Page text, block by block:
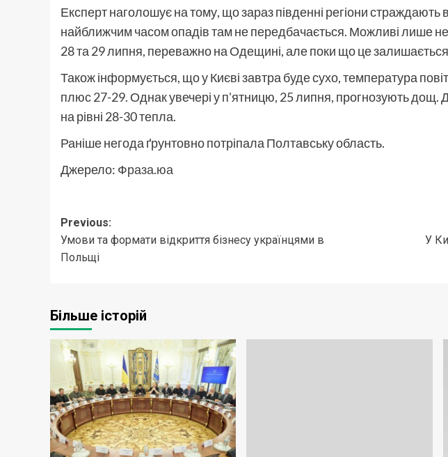
Експерт наголошує на тому, що зараз південні регіони страждають
найближчим часом опадів там не передбачається. Можливі лише
28 та 29 липня, переважно на Одещині, але поки що це
Також інформується, що у Києві завтра буде сухо, температура
плюс 27-29. Однак увечері у п'ятницю, 25 липня, прогнозують дощ.
на рівні 28-30 тепла.
Раніше негода ґрунтовно потріпала Полтавську область.
Джерело: Фраза.юа
Post
navigation
Previous:
Умови та формати відкриття бізнесу українцями в
Польщі
У
Більше історій